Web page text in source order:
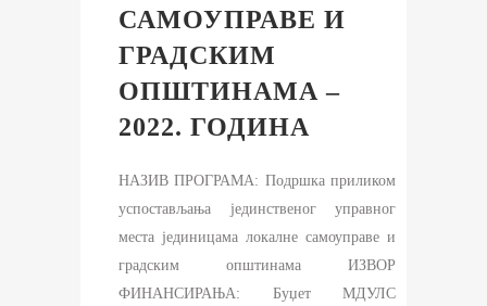
САМОУПРАВЕ И
ГРАДСКИМ
ОПШТИНАМА –
2022. ГОДИНА
НАЗИВ ПРОГРАМА: Подршка приликом
успостављања јединственог управног
места јединицама локалне самоуправе и
градским општинама ИЗВОР
ФИНАНСИРАЊА: Буџет МДУЛС